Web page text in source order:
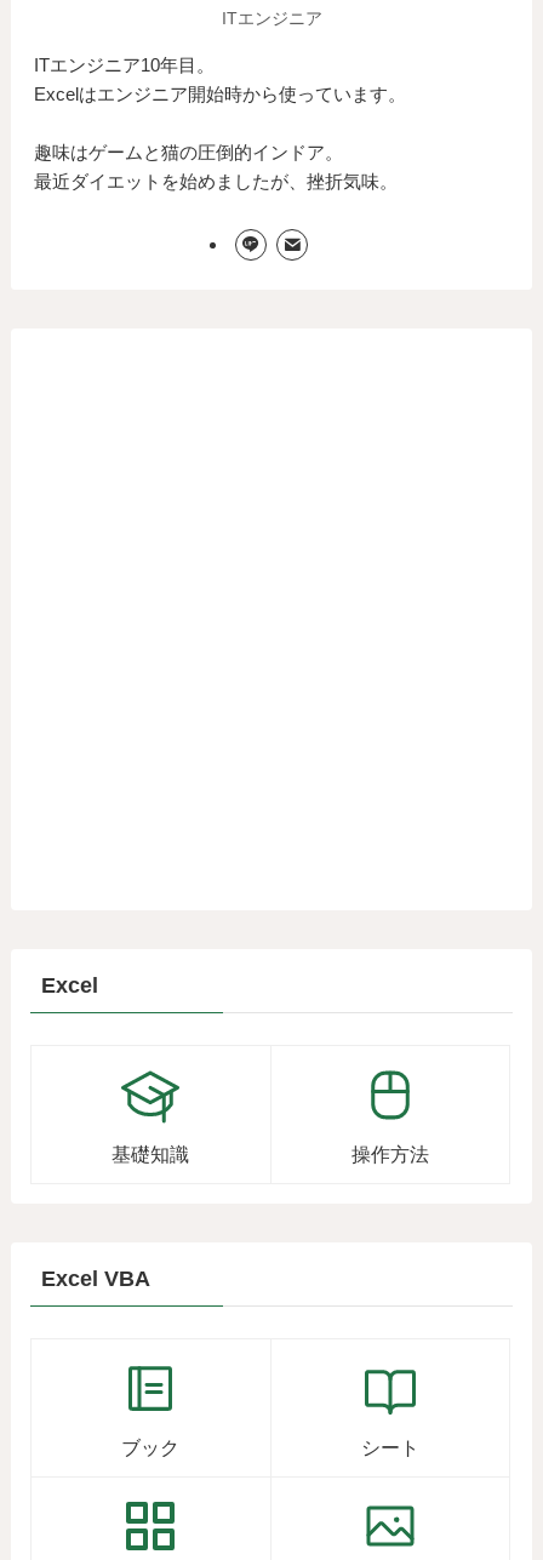
ITエンジニア
ITエンジニア10年目。
Excelはエンジニア開始時から使っています。
趣味はゲームと猫の圧倒的インドア。
最近ダイエットを始めましたが、挫折気味。
Excel
基礎知識 操作方法
Excel VBA
ブック シート